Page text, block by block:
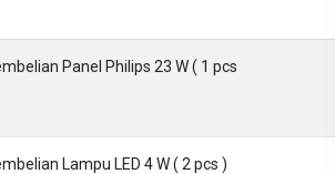
Panel Philips 23 W ( 1 pcs
Lampu LED 4 W ( 2 pcs )